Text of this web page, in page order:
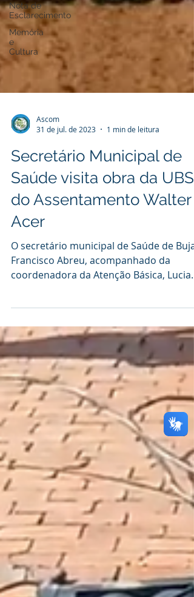
Nota de
Esclarecimento
Memória
e
Cultura
31 de jul. de 2023
1 min de leitura
Secretário Municipal de
Saúde visita obra da UBS
do Assentamento Walter
Acer
O secretário municipal de Saúde de
Francisco Abreu, acompanhado da
Clara, e da enfermeira...